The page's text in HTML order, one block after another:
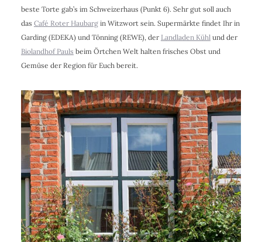
beste Torte gab’s im Schweizerhaus (Punkt 6). Sehr gut soll auch
das Café Roter Haubargin Witzwort sein. Supermärkte findet Ihr in
Garding (EDEKA) und Tönning (REWE), der Landladen Kühl und der
Biolandhof Pauls beim Örtchen Welt halten frisches Obst und
Gemüse der Region für Euch bereit.